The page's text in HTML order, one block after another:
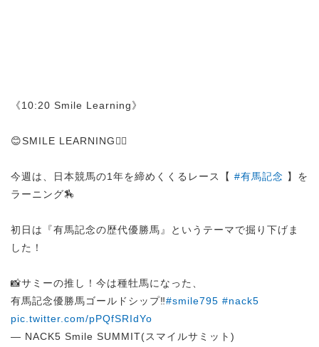
《10:20 Smile Learning》
😊SMILE LEARNING✍🏻
今週は、日本競馬の1年を締めくくるレース【 #有馬記念 】を
ラーニング🏇
初日は『有馬記念の歴代優勝馬』というテーマで掘り下げま
した！
📸サミーの推し！今は種牡馬になった、
有馬記念優勝馬ゴールドシップ‼︎#smile795 #nack5
pic.twitter.com/pPQfSRIdYo
— NACK5 Smile SUMMIT(スマイルサミット)